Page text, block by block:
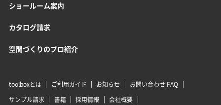
ショールーム案内
カタログ請求
空間づくりのプロ紹介
toolboxとは ご利用ガイド お知らせ
お問い合わせ FAQ
サンプル請求
書籍 採用情報
会社概要